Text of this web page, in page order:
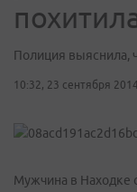
Полиция выяснила,
10:32, 23 сентября 2014
Мужчина в Находке